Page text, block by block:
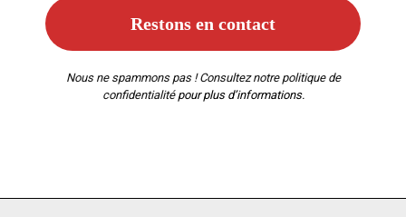
Nous ne spammons pas ! Consultez notre politique de
confidentialitépour plus d’informations.